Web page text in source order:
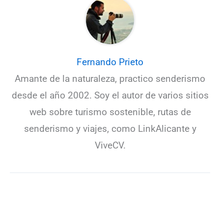
Fernando Prieto
Amante de la naturaleza, practico senderismo
desde el año 2002. Soy el autor de varios sitios
web sobre turismo sostenible, rutas de
senderismo y viajes, como LinkAlicante y
ViveCV.